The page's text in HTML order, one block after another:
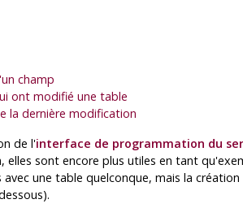
champ
ont modifié une table
la dernière modification
de l'interface de programmation du
elles sont encore plus utiles en tant
une table quelconque, mais la